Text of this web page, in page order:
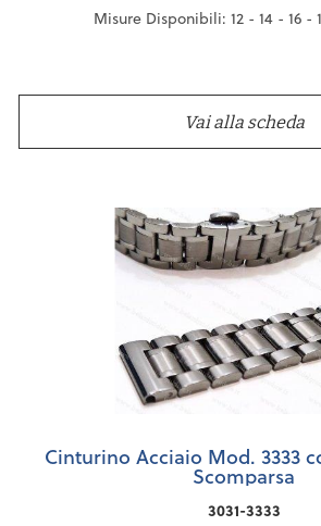
Misure Disponibili: 12 - 14 - 16 -
Vai alla scheda
Cinturino Acciaio Mod. 3333
Scomparsa
3031-3333